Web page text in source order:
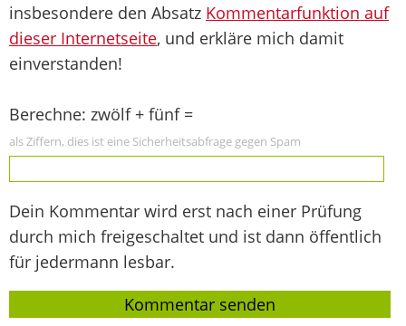
insbesondere den Absatz Kommentarfunktion auf
dieser Internetseite, und erkläre mich damit
einverstanden!
Berechne: zwölf + fünf =
als Ziffern, dies ist eine Sicherheitsabfrage gegen Spam
Dein Kommentar wird erst nach einer Prüfung
durch mich freigeschaltet und ist dann öffentlich
für jedermann lesbar.